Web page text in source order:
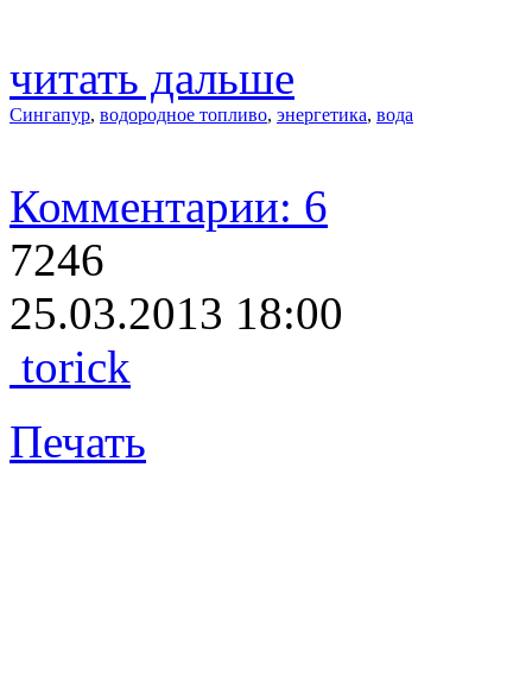
читать дальше
Сингапур, водородное топливо, энергетика, вода
Комментарии: 6
7246
25.03.2013 18:00
torick
Печать